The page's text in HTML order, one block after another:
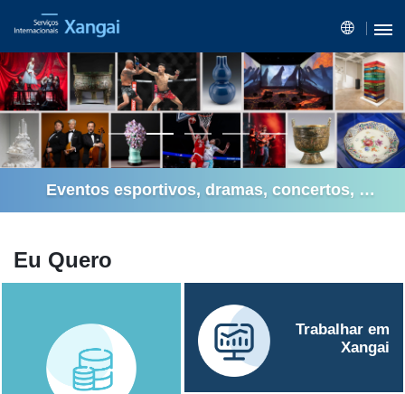
Eventos esportivos, dramas, concertos,
Eu Quero
Trabalhar em
Xangai